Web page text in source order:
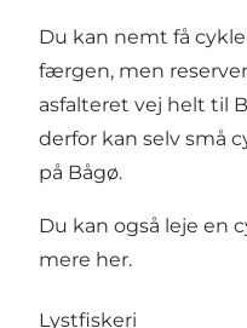
Du kan nemt få
færgen, men
asfalteret vej helt til
derfor kan selv små
på Bågø.
Du kan også leje en
mere her.
Lystfiskeri